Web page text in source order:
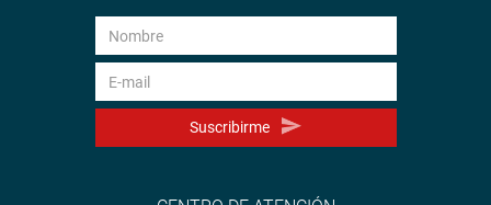
Suscribirme